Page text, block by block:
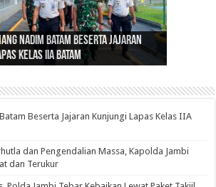
Nadim Batam Beserta Jajaran
Kelas IIA Batam
Reses Komite I DPD RI di Polda
Sinergitas Penanganan Narkotika
Haris: Lomba Cerdas Cermat Sarana
Karakter Generasi
Haris Dorong Koperasi Merah Putih
Agar Bisa Layani Masyarakat
yang Menggetarkan
Wangsa, Wanita Berkelas
Internasional
Beserta Jajaran Kunjungi Lapas Kelas IIA
dan Pengendalian Massa, Kapolda Jambi
dan Terukur